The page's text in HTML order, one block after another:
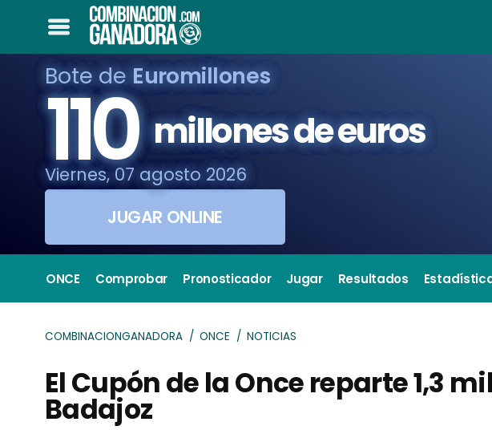
Bote de Euromillones
110 millones de euros
Viernes, 07 agosto 2026
JUGAR ONLINE
ONCE Comprobar Pronosticador Jugar Resultados
COMBINACIONGANADORA ONCE NOTICIAS
El Cupón de la Once reparte 1,3
Badajoz